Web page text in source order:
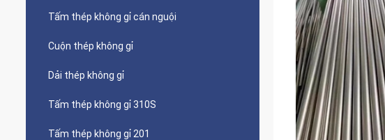
Tấm thép không gỉ cán nguội
Cuộn thép không gỉ
Dải thép không gỉ
Tấm thép không gỉ 310S
Tấm thép không gỉ 201